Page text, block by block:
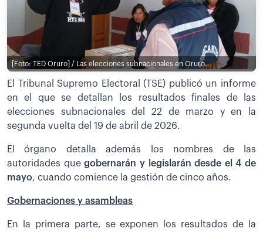
[Foto: TED Oruro] / Las elecciones subnacionales en Oruro.
El Tribunal Supremo Electoral (TSE) publicó un informe
en el que se detallan los resultados finales de las
elecciones subnacionales del 22 de marzo y en la
segunda vuelta del 19 de abril de 2026.
El órgano detalla además los nombres de las
autoridades quegobernarán y legislarán desde el 4 de
mayo, cuando comience la gestión de cinco años.
Gobernaciones y asambleas
En la primera parte, se exponen los resultados de la